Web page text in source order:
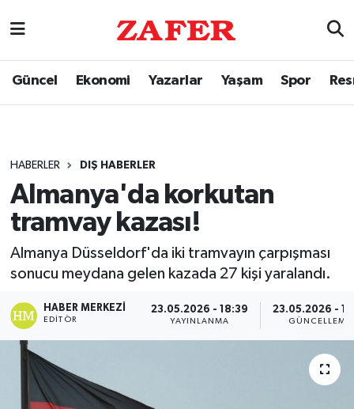
Güncel Ekonomi Yazarlar Yaşam Spor
HABERLER DIŞ HABERLER
Almanya'da korkutan
tramvay kazası!
Almanya Düsseldorf'da iki tramvayın çarpışması
sonucu meydana gelen kazada 27 kişi yaralandı.
HABER MERKEZI
EDITÖR
23.05.2026 - 18:39
YAYINLANMA
23.05.2026 -
GÜNCELLEME